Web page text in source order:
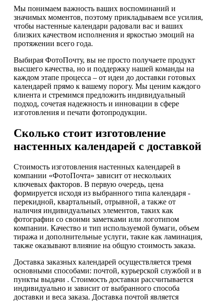
Мы понимаем важность ваших воспоминаний и
значимых моментов, поэтому прикладываем все усилия,
чтобы настенные календари радовали вас и ваших
близких качеством исполнения и яркостью эмоций на
протяжении всего года.
Выбирая ФотоПочту, вы не просто получаете продукт
высшего качества, но и поддержку нашей команды на
каждом этапе процесса – от идеи до доставки готовых
календарей прямо к вашему порогу. Мы ценим каждого
клиента и стремимся предложить индивидуальный
подход, сочетая надежность и инновации в сфере
изготовления и печати фотопродукции.
Сколько стоит изготовление
настенных календарей с доставкой
Стоимость изготовления настенных календарей в
компании «ФотоПочта» зависит от нескольких
ключевых факторов. В первую очередь, цена
формируется исходя из выбранного типа календаря -
перекидной, квартальный, отрывной, а также от
наличия индивидуальных элементов, таких как
фотографии со своими заметками или логотипом
компании. Качество и тип используемой бумаги, объем
тиража и дополнительные услуги, такие как ламинация,
также оказывают влияние на общую стоимость заказа.
Доставка заказных календарей осуществляется тремя
основными способами: почтой, курьерской службой и в
пункты выдачи . Стоимость доставки рассчитывается
индивидуально и зависит от выбранного способа
доставки и веса заказа. Доставка почтой является